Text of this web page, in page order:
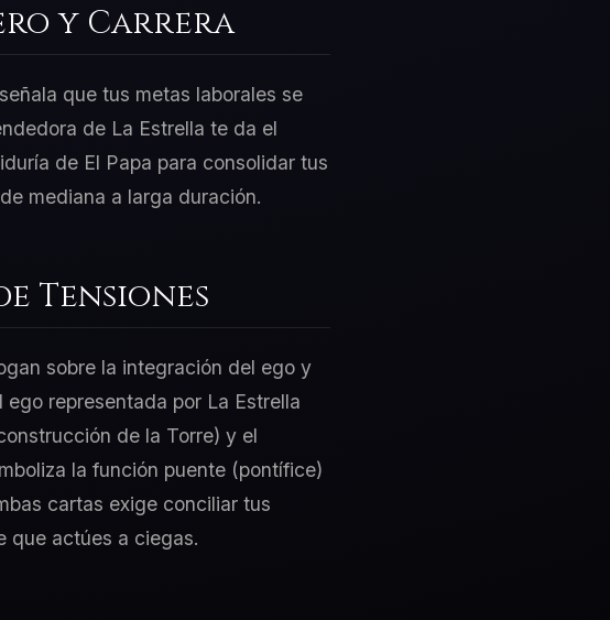
y Carrera
que tus metas laborales se
de La Estrella te da el
de El Papa para consolidar tus
mediana a larga duración.
Tensiones
sobre la integración del ego y
representada por La Estrella
de la Torre) y el
la función puente (pontífice)
cartas exige conciliar tus
que actúes a ciegas.